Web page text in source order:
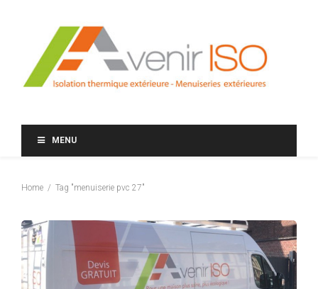
MENU
Home Tag "menuiserie pvc 27"